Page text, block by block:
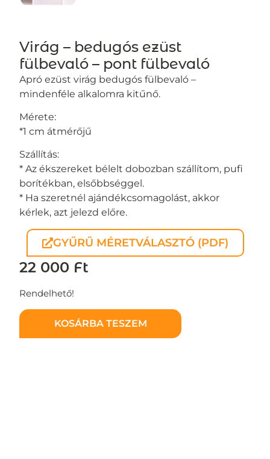
Virág – bedugós ezüst
fülbevaló – pont fülbevaló
Apró ezüst virág bedugós fülbevaló –
mindenféle alkalomra kitűnő.
Mérete:
*1 cm átmérőjű
Szállítás:
* Az ékszereket bélelt dobozban szállítom, pufi
borítékban, elsőbbséggel.
* Ha szeretnél ajándékcsomagolást, akkor
kérlek, azt jelezd előre.
GYŰRŰ MÉRETVÁLASZTÓ (PDF)
22 000 Ft
Rendelhető!
KOSÁRBA TESZEM